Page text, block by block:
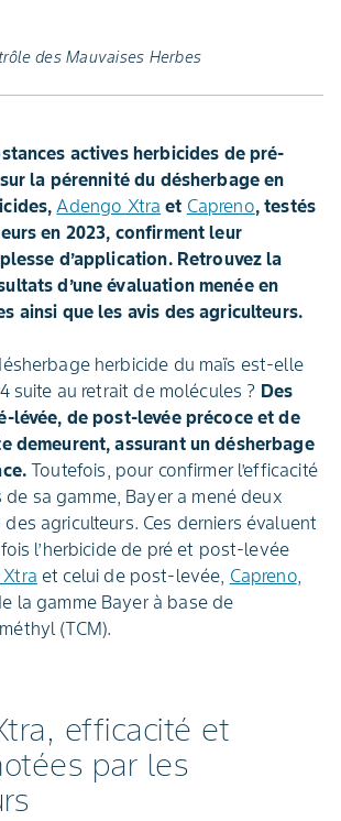
des Mauvaises Herbes
actives herbicides de pré-
la pérennité du désherbage en
Adengo Xtra et Capreno, testés
en 2023, confirment leur
d’application. Retrouvez la
d’une évaluation menée en
ainsi que les avis des agriculteurs.
herbicide du maïs est-elle
suite au retrait de molécules ? Des
lévée, de post-levée précoce et de
demeurent, assurant un désherbage
Toutefois, pour confirmer l’efficacité
sa gamme, Bayer a mené deux
agriculteurs. Ces derniers évaluent
l’herbicide de pré et post-levée
et celui de post-levée, Capreno,
la gamme Bayer à base de
(TCM).
efficacité et
par les